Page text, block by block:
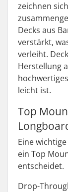
zeichnen
Decks aus
verstärkt,
verleiht.
Herstellung
leicht ist.
Top
Eine
ein Top
entscheidet.
Drop-